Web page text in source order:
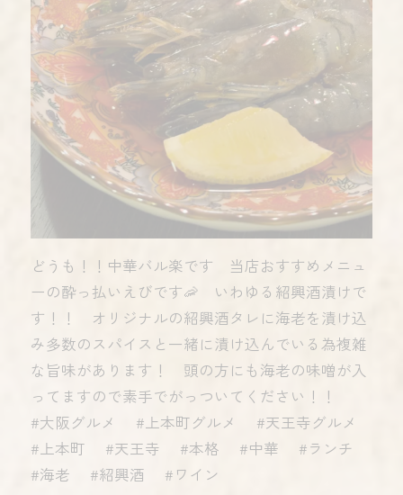
どうも！！中華バル楽です 当店おすすめメニュ
ーの酔っ払いえびです🦐 いわゆる紹興酒漬けで
す！！ オリジナルの紹興酒タレに海老を漬け込
み多数のスパイスと一緒に漬け込んでいる為複雑
な旨味があります！ 頭の方にも海老の味噌が入
ってますので素手でがっついてください！！
#大阪グルメ #上本町グルメ #天王寺グルメ
#上本町 #天王寺 #本格 #中華 #ランチ
#海老 #紹興酒 #ワイン